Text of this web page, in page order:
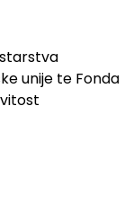
unije te Fonda